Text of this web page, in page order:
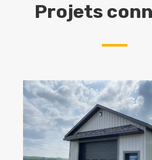
Projets